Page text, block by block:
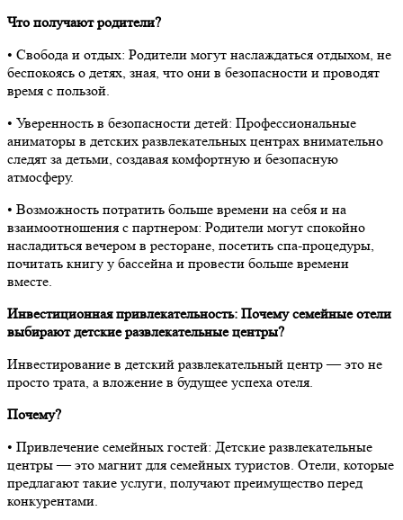
Что получают родители?
•⁠ ⁠Свобода и отдых: Родители могут наслаждаться отдыхом, не
беспокоясь о детях, зная, что они в безопасности и проводят
время с пользой.
•⁠ ⁠Уверенность в безопасности детей: Профессиональные
аниматоры в детских развлекательных центрах внимательно
следят за детьми, создавая комфортную и безопасную
атмосферу.
•⁠ ⁠Возможность потратить больше времени на себя и на
взаимоотношения с партнером: Родители могут спокойно
насладиться вечером в ресторане, посетить спа-процедуры,
почитать книгу у бассейна и провести больше времени
вместе.
Инвестиционная привлекательность: Почему семейные отели
выбирают детские развлекательные центры?
Инвестирование в детский развлекательный центр — это не
просто трата, а вложение в будущее успеха отеля.
Почему?
•⁠ ⁠Привлечение семейных гостей: Детские развлекательные
центры — это магнит для семейных туристов. Отели, которые
предлагают такие услуги, получают преимущество перед
конкурентами.